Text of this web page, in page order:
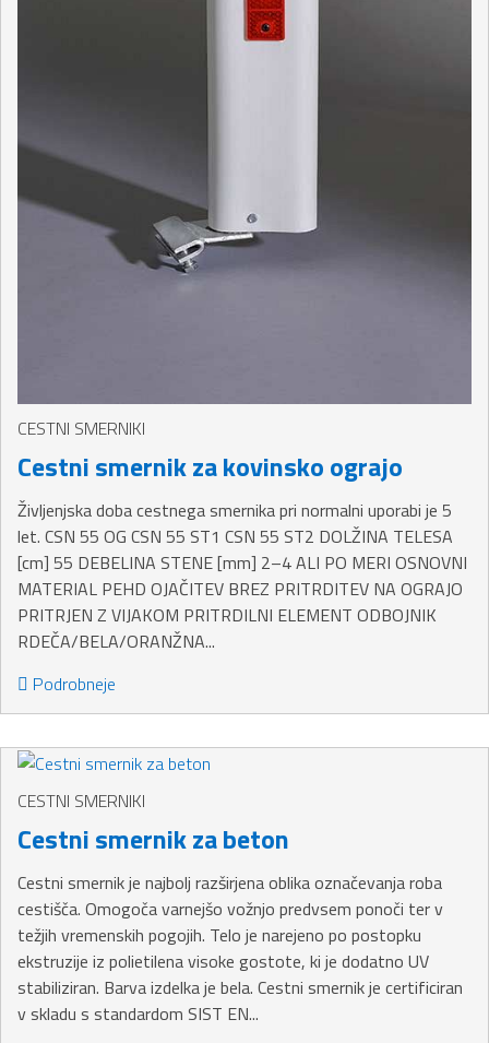
CESTNI SMERNIKI
Cestni smernik za kovinsko ograjo
Življenjska doba cestnega smernika pri normalni uporabi je 5
let. CSN 55 OG CSN 55 ST1 CSN 55 ST2 DOLŽINA TELESA
[cm] 55 DEBELINA STENE [mm] 2–4 ALI PO MERI OSNOVNI
MATERIAL PEHD OJAČITEV BREZ PRITRDITEV NA OGRAJO
PRITRJEN Z VIJAKOM PRITRDILNI ELEMENT ODBOJNIK
RDEČA/BELA/ORANŽNA...
Podrobneje
CESTNI SMERNIKI
Cestni smernik za beton
Cestni smernik je najbolj razširjena oblika označevanja roba
cestišča. Omogoča varnejšo vožnjo predvsem ponoči ter v
težjih vremenskih pogojih. Telo je narejeno po postopku
ekstruzije iz polietilena visoke gostote, ki je dodatno UV
stabiliziran. Barva izdelka je bela. Cestni smernik je certificiran
v skladu s standardom SIST EN...